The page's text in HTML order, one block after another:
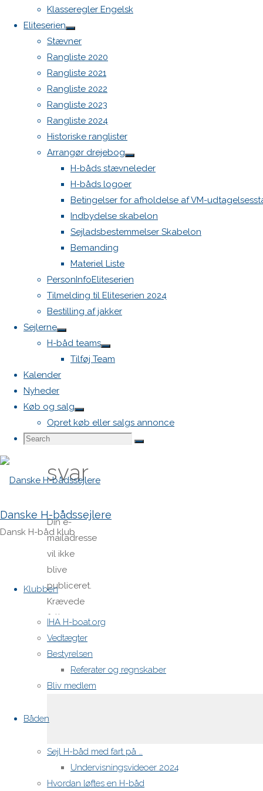
Klasseregler Engelsk
Eliteserien
Stævner
Rangliste 2020
Rangliste 2021
Rangliste 2022
Rangliste 2023
Rangliste 2024
Historiske ranglister
Arrangør drejebog
H-båds stævneleder
H-båds logoer
Betingelser for afholdelse af VM-
Indbydelse skabelon
Sejladsbestemmelser Skabelon
Bemanding
Materiel Liste
PersonInfoEliteserien
Tilmelding til Eliteserien 2024
Bestilling af jakker
Sejlerne
H-båd teams
Tilføj Team
Kalender
Nyheder
Køb og salg
Opret køb eller salgs annonce
Search
Search
Search
Danske H-bådssejlere
Dansk H-båd klub
Klubben
IHA H-boat.org
Vedtægter
Bestyrelsen
Referater og regnskaber
Bliv medlem
Båden
Sejl H-båd med fart på …
Undervisningsvideoer 2024
Hvordan løftes en H-båd
Previous
image
Next
image
Skriv
et
svar
Din e-
mailadresse
vil ikke
blive
publiceret.
Krævede
felter er
markeret
med
Comment
Name
WordPress.org